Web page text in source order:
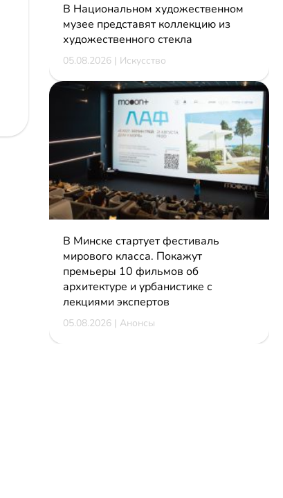
В Национальном художественном
музее представят коллекцию из
художественного стекла
05.08.2026 | Искусство
В Минске стартует фестиваль
мирового класса. Покажут
премьеры 10 фильмов об
архитектуре и урбанистике с
лекциями экспертов
05.08.2026 | Анонсы